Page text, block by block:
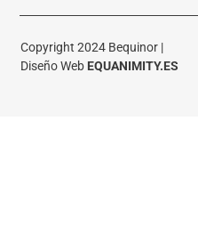
Copyright 2024 Bequinor |
Diseño Web EQUANIMITY.ES